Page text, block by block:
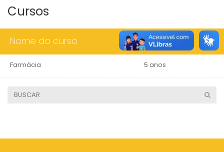
Cursos
Nome do curso Duração
Farmácia 5 anos